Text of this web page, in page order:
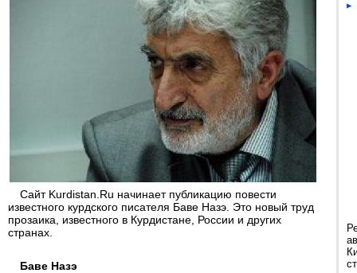
Сайт Kurdistan.Ru начинает публикацию повести
известного курдского писателя Баве Назэ. Это новый труд
прозаика, известного в Курдистане, России и других
странах.
Баве Назэ